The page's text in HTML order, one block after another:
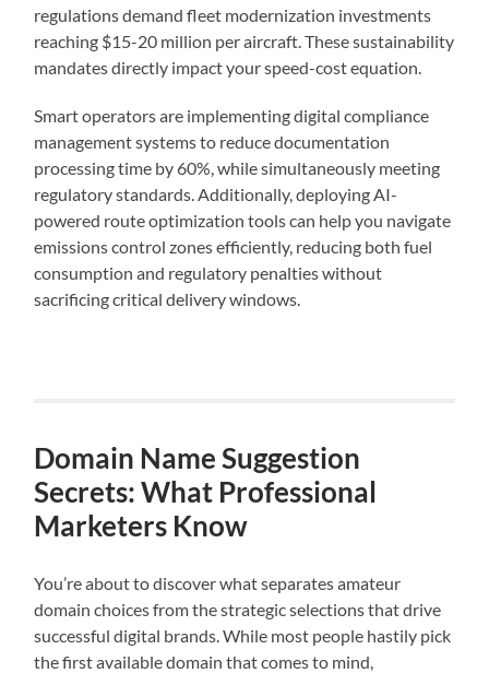
regulations demand fleet modernization investments
reaching $15-20 million per aircraft. These sustainability
mandates directly impact your speed-cost equation.
Smart operators are implementing digital compliance
management systems to reduce documentation
processing time by 60%, while simultaneously meeting
regulatory standards. Additionally, deploying AI-
powered route optimization tools can help you navigate
emissions control zones efficiently, reducing both fuel
consumption and regulatory penalties without
sacrificing critical delivery windows.
Domain Name Suggestion
Secrets: What Professional
Marketers Know
You’re about to discover what separates amateur
domain choices from the strategic selections that drive
successful digital brands. While most people hastily pick
the first available domain that comes to mind,